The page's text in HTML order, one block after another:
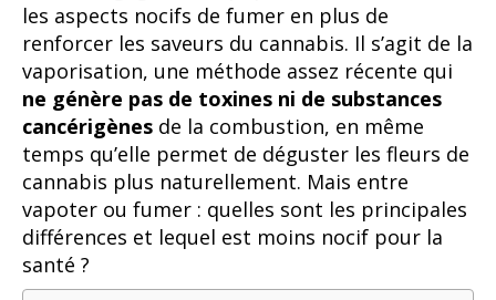
les aspects nocifs de fumer en plus de
renforcer les saveurs du cannabis. Il s’agit de la
vaporisation, une méthode assez récente qui
ne génère pas de toxines ni de substances
cancérigènes de la combustion, en même
temps qu’elle permet de déguster les fleurs de
cannabis plus naturellement. Mais entre
vapoter ou fumer : quelles sont les principales
différences et lequel est moins nocif pour la
santé ?